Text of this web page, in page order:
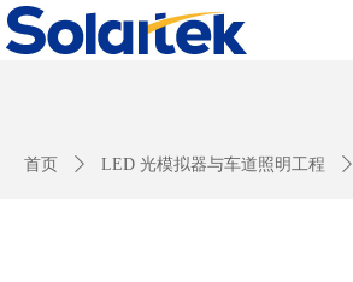
首页 ꄲ LED 光模拟器与车道照明工程 ꄲ